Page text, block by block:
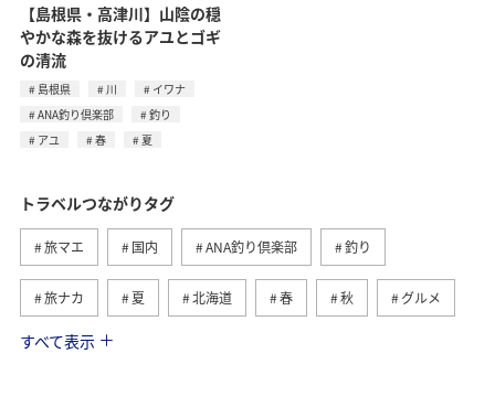
【島根県・高津川】山陰の穏
やかな森を抜けるアユとゴギ
の清流
島根県 川
イワナ
ANA釣り倶楽部
釣り
アユ
春 夏
トラベルつながりタグ
旅マエ 国内 ANA釣り倶楽部 釣り
旅ナカ 夏 北海道 春 秋 グルメ
海 海外
すべて表示